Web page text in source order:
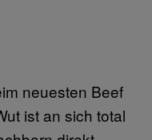
neuesten Beef
ist an sich total